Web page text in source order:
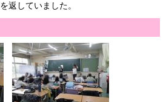
返していました。